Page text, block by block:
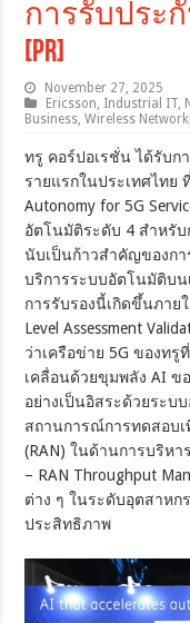
การรับประกั
[PR]
November 27, 2025
Ericsson, Industrial IT,
Business,Wireless
ทรู คอร์ปอเรชั่น ได้รับก
รายแรกในประเทศไทย
Autonomy for 5G
อัตโนมัติระดับ 4 สำหรับ
นับเป็นก้าวสำคัญของก
บริการระบบอัตโนมัติบน
การรับรองนี้เกิดขึ้นภาย
Level Assessment
ว่าเครือข่าย 5G ของทรู
เคลื่อนด้วยขุมพลัง AI ข
อย่างเป็นอิสระด้วยระบ
สถานการณ์การทดสอบ
(RAN) ในด้านการบริหา
– RAN Throughput
ต่าง ๆ ในระดับอุตสาหก
ประสิทธิภาพ